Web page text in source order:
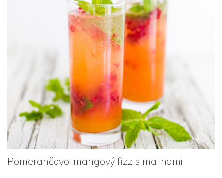
Pomerančovo-mangový fizz s malinami